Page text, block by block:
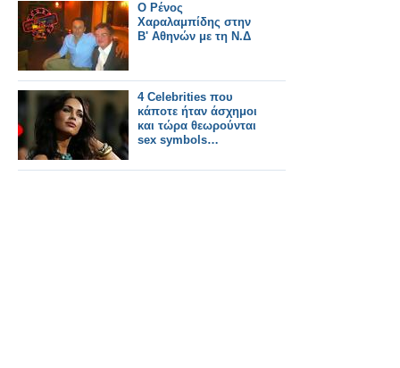
Ο Ρένος
Χαραλαμπίδης στην
Β' Αθηνών με τη Ν.Δ
4 Celebrities που
κάποτε ήταν άσχημοι
και τώρα θεωρούνται
sex symbols…